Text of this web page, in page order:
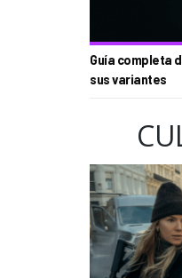
Guía completa
sus variantes